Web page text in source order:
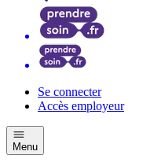
Se connecter
Accès employeur
Menu